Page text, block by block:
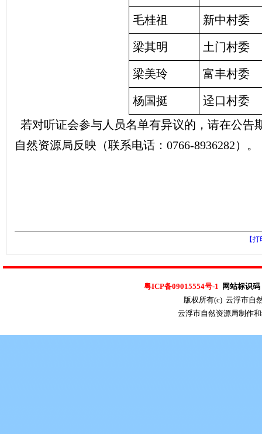
毛桂祖 新中村委
梁其明 土门村委
梁美玲 富丰村委
杨国挺
迳口村委
若对听证会参与人员名单有异议的，请在公告
自然资源局反映（联系电话：0766-8936282）。
【
粤ICP备09015554号-1 网站标识
版权所有(c) 云浮市自
云浮市自然资源局制作